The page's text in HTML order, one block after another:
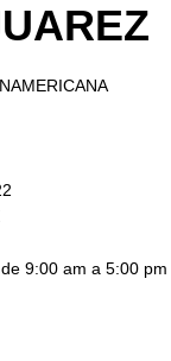
9:00 am a 5:00 pm